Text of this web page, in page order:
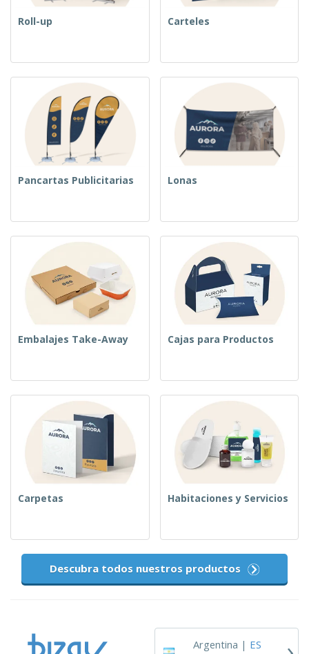
Roll-up Carteles
Pancartas Publicitarias Lonas
Embalajes Take-Away Cajas para Productos
Carpetas Habitaciones y Servicios
Descubra todos nuestros productos
Argentina | ES